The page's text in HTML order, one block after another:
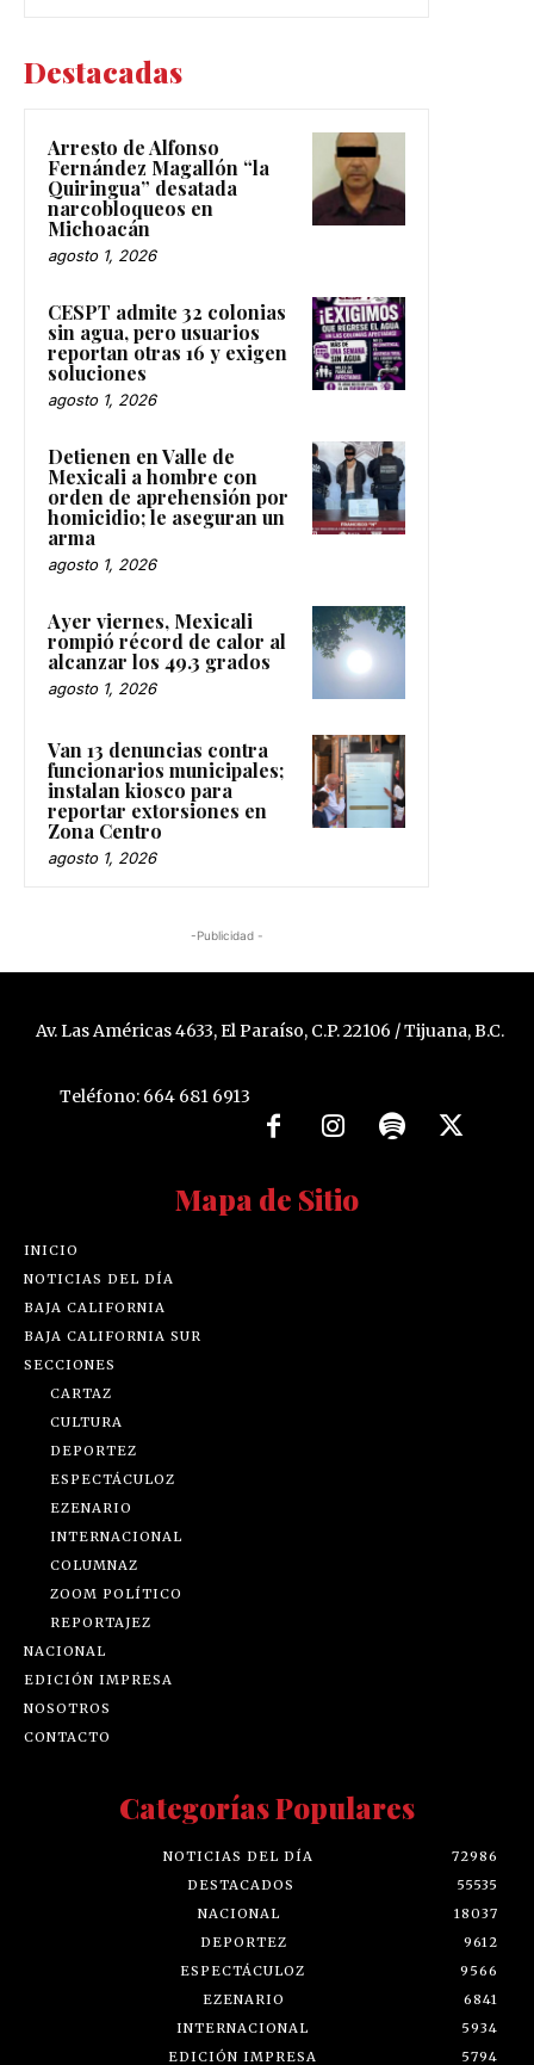
Destacadas
Arresto de Alfonso
Fernández Magallón “la
Quiringua” desatada
narcobloqueos en
Michoacán
agosto 1, 2026
CESPT admite 32 colonias
sin agua, pero usuarios
reportan otras 16 y exigen
soluciones
agosto 1, 2026
Detienen en Valle de
Mexicali a hombre con
orden de aprehensión por
homicidio; le aseguran un
arma
agosto 1, 2026
Ayer viernes, Mexicali
rompió récord de calor al
alcanzar los 49.3 grados
agosto 1, 2026
Van 13 denuncias contra
funcionarios municipales;
instalan kiosco para
reportar extorsiones en
Zona Centro
agosto 1, 2026
-Publicidad -
Av. Las Américas 4633, El Paraíso, C.P. 22106 / Tijuana, B.C.
Teléfono: 664 681 6913
Mapa de Sitio
INICIO
NOTICIAS DEL DÍA
BAJA CALIFORNIA
BAJA CALIFORNIA SUR
SECCIONES
CARTAZ
CULTURA
DEPORTEZ
ESPECTÁCULOZ
EZENARIO
INTERNACIONAL
COLUMNAZ
ZOOM POLÍTICO
REPORTAJEZ
NACIONAL
EDICIÓN IMPRESA
NOSOTROS
CONTACTO
Categorías Populares
NOTICIAS DEL DÍA
72986
DESTACADOS
55535
NACIONAL
18037
DEPORTEZ
9612
ESPECTÁCULOZ
9566
EZENARIO
6841
INTERNACIONAL
5934
EDICIÓN IMPRESA
5794